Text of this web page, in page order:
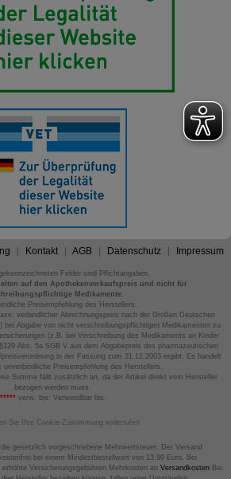
Kontakt AGB Datenschutz Impressum
Felder sind Pflichtangaben.
auf den Apothekenverkaufspreis und nicht für
Medikamente.
Preisempfehlung des Herstellers.
verbindlicher Abrechnungspreis nach der Großen Deutschen
bei Abgabe von nicht verschreibungspflichtigen Medikamenten zu
(z.B. bei Verschreibung des Medikaments an Kinder
Abs. 5a SGB V aus dem Abgabepreis des pharmazeutischen
in der Fassung zum 31.12.2003 ergibt. Es handelt
unverbindliche Preisempfehlung des Herstellers.
Summe fällt zusätzlich an, da der Artikel direkt vom Hersteller
bezogen werden muss.
*****verw. bis: Verwendbar bis.
Sie Ihre Cookie-Zustimmung widerrufen
gesetzlich vorgeschriebene Mehrwertsteuer. Der Versand
bei einem Mindestbestellwert von 13,99 Euro. Bei
Versicherungsgebühren Mehrkosten an VersandkostenBei